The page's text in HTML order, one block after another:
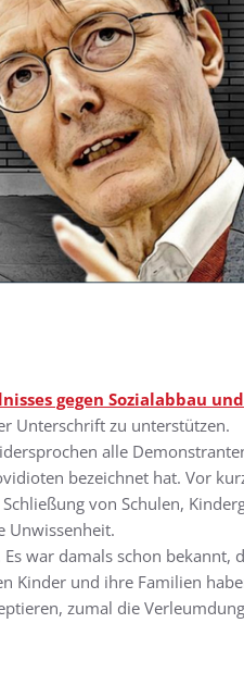
gegen Sozialabbau und
Unterschrift zu unterstützen.
alle
bezeichnet hat. Vor
von Schulen,
Unwissenheit.
war damals schon bekannt,
Kinder und ihre Familien
zumal die